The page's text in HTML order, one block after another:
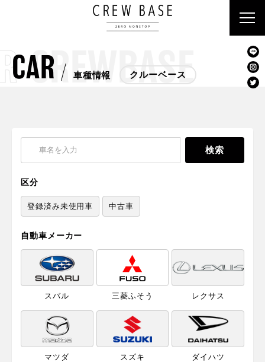
CREWBASE
CAR 車種情報 クルーベース
区分
登録済み未使用車 中古車
自動車メーカー
スバル 三菱ふそう レクサス
マツダ スズキ ダイハツ